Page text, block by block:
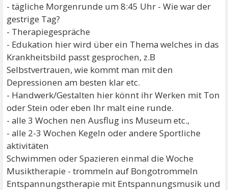
- tägliche Morgenrunde um 8:45 Uhr - Wie war der
gestrige Tag?
- Therapiegespräche
- Edukation hier wird über ein Thema welches in das
Krankheitsbild passt gesprochen, z.B
Selbstvertrauen, wie kommt man mit den
Depressionen am besten klar etc.
- Handwerk/Gestalten hier könnt ihr Werken mit Ton
oder Stein oder eben Ihr malt eine runde.
- alle 3 Wochen nen Ausflug ins Museum etc.,
- alle 2-3 Wochen Kegeln oder andere Sportliche
aktivitäten
Schwimmen oder Spazieren einmal die Woche
Musiktherapie - trommeln auf Bongotrommeln
Entspannungstherapie mit Entspannungsmusik und